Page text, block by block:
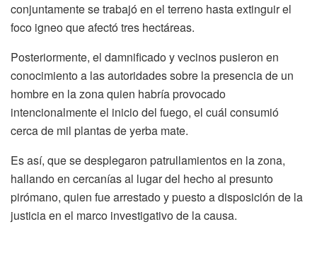
conjuntamente se trabajó en el terreno hasta extinguir el
foco igneo que afectó tres hectáreas.
Posteriormente, el damnificado y vecinos pusieron en
conocimiento a las autoridades sobre la presencia de un
hombre en la zona quien habría provocado
intencionalmente el inicio del fuego, el cuál consumió
cerca de mil plantas de yerba mate.
Es así, que se desplegaron patrullamientos en la zona,
hallando en cercanías al lugar del hecho al presunto
pirómano, quien fue arrestado y puesto a disposición de la
justicia en el marco investigativo de la causa.